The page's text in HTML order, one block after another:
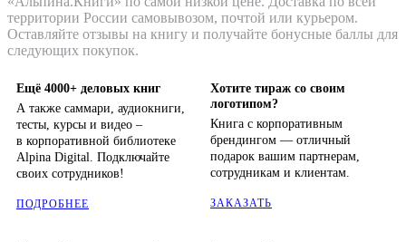
территории России самовывозом, почтой или курьером.
Оставляйте отзывы на книгу и получайте бонусные баллы для
следующих покупок.
Ещё 4000+ деловых книг
А также саммари, аудиокниги,
тесты, курсы и видео –
в корпоративной библиотеке
Alpina Digital. Подключайте
своих сотрудников!
ПОДРОБНЕЕ
Хотите тираж со своим
логотипом?
Книга с корпоративным
брендингом — отличный
подарок вашим партнерам,
сотрудникам и клиентам.
ЗАКАЗАТЬ